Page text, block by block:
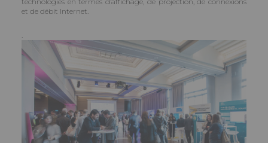
et de débit Internet.
.